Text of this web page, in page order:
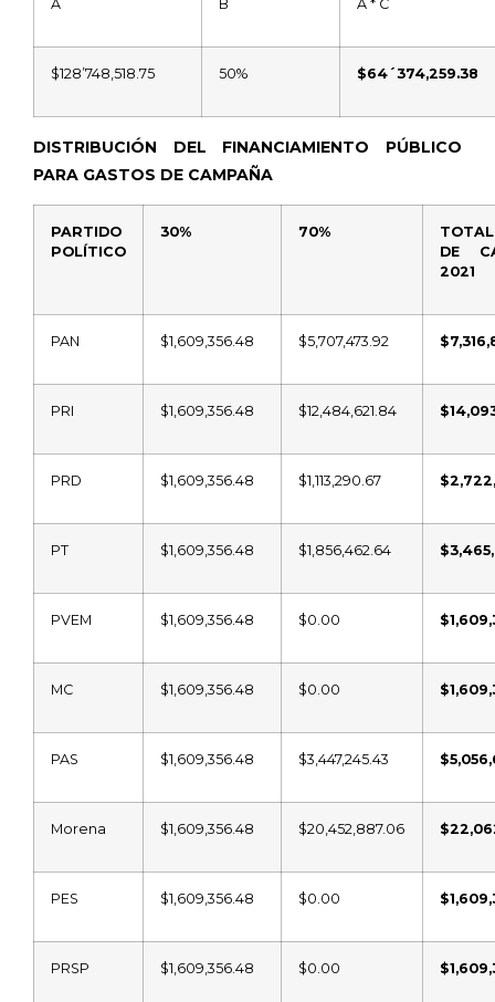
A B A * C
$128’748,518.75 50% $64´374,259.38
DISTRIBUCIÓN DEL FINANCIAMIENTO PÚBLICO
PARA GASTOS DE CAMPAÑA
PARTIDO
POLÍTICO
30% 70%
DE
2021
PAN $1,609,356.48 $5,707,473.92
PRI $1,609,356.48 $12,484,621.84
PRD $1,609,356.48 $1,113,290.67
PT $1,609,356.48 $1,856,462.64
PVEM $1,609,356.48 $0.00
MC $1,609,356.48 $0.00
PAS $1,609,356.48 $3,447,245.43
Morena $1,609,356.48 $20,452,887.06
PES $1,609,356.48 $0.00
PRSP $1,609,356.48 $0.00